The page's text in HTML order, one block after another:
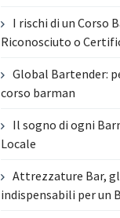
I rischi di un Corso
Riconosciuto o
Global Bartender:
corso barman
Il sogno di ogni
Locale
Attrezzature Bar,
indispensabili per un